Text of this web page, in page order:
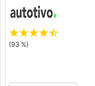
starstarstarstarstar_half
(93 %)